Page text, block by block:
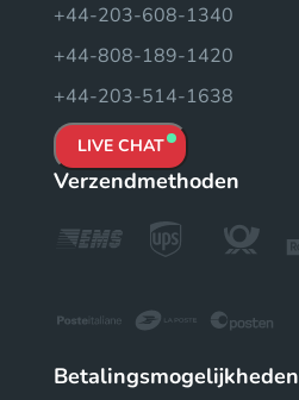
+44-203-608-1340
+44-808-189-1420
+44-203-514-1638
LIVE CHAT
Verzendmethoden
Betalingsmogelijkheden